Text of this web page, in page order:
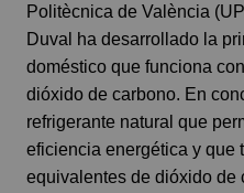
Politècnica de València
Duval ha desarrollado la
doméstico que funciona
dióxido de carbono. En
refrigerante natural que
eficiencia energética y que
equivalentes de dióxido de